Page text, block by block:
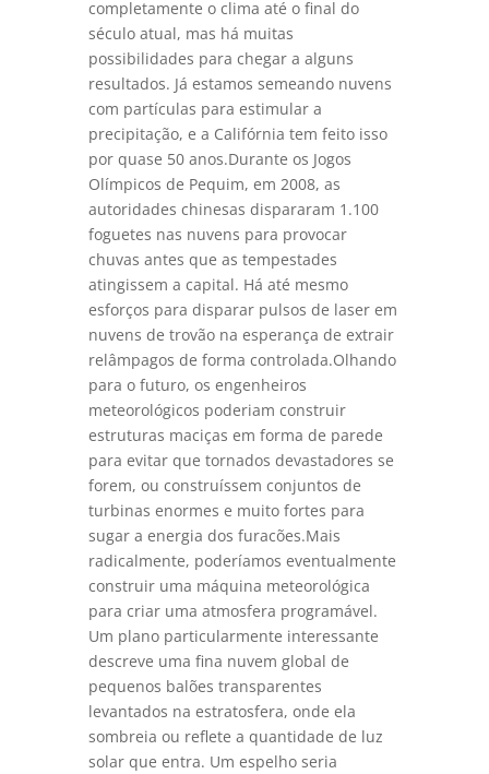
completamente o clima até o final do
século atual, mas há muitas
possibilidades para chegar a alguns
resultados. Já estamos semeando nuvens
com partículas para estimular a
precipitação, e a Califórnia tem feito isso
por quase 50 anos.Durante os Jogos
Olímpicos de Pequim, em 2008, as
autoridades chinesas dispararam 1.100
foguetes nas nuvens para provocar
chuvas antes que as tempestades
atingissem a capital. Há até mesmo
esforços para disparar pulsos de laser em
nuvens de trovão na esperança de extrair
relâmpagos de forma controlada.Olhando
para o futuro, os engenheiros
meteorológicos poderiam construir
estruturas maciças em forma de parede
para evitar que tornados devastadores se
forem, ou construíssem conjuntos de
turbinas enormes e muito fortes para
sugar a energia dos furacões.Mais
radicalmente, poderíamos eventualmente
construir uma máquina meteorológica
para criar uma atmosfera programável.
Um plano particularmente interessante
descreve uma fina nuvem global de
pequenos balões transparentes
levantados na estratosfera, onde ela
sombreia ou reflete a quantidade de luz
solar que entra. Um espelho seria